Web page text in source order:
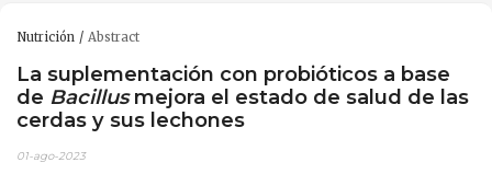
Nutrición Abstract
La suplementación con probióticos a base
de Bacillusmejora el estado de salud de las
cerdas y sus lechones
01-ago-2023